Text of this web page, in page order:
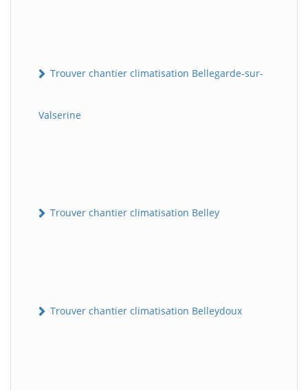
Trouver chantier climatisation Bellegarde-sur-
Valserine
Trouver chantier climatisation Belley
Trouver chantier climatisation Belleydoux